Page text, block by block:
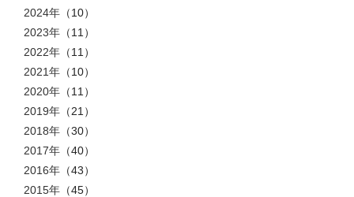
2024年 （10）
2023年 （11）
2022年 （11）
2021年 （10）
2020年 （11）
2019年 （21）
2018年 （30）
2017年 （40）
2016年 （43）
2015年 （45）